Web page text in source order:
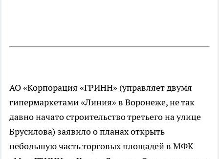
АО «Корпорация «ГРИНН» (управляет двумя
гипермаркетами «Линия» в Воронеже, не так
давно начато строительство третьего на улице
Брусилова) заявило о планах открыть
небольшую часть торговых площадей в МФК